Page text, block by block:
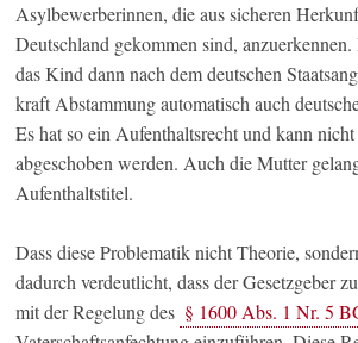
Asylbewerberinnen, die aus sicheren
Deutschland gekommen sind,
das Kind dann nach dem deutschen
kraft Abstammung automatisch auch
Es hat so ein Aufenthaltsrecht und kann
abgeschoben werden. Auch die Mutter
Aufenthaltstitel.
Dass diese Problematik nicht Theorie,
dadurch verdeutlicht, dass der Gesetzgeber
mit der Regelung des § 1600 Abs. 1 Nr. 5